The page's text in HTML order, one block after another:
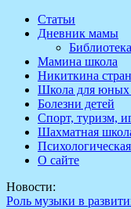
Перейти
содержимому
Статьи
Дневник мамы
Мамина школа
Никиткина
Школа для юных
Болезни детей
Спорт, туризм,
Шахматная
О сайте
Новости:
Роль музыки в